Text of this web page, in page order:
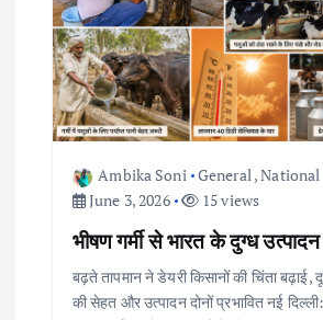
Ambika Soni General,National
June 3, 2026
15 views
भीषण गर्मी से भारत के दुग्ध
बढ़ते तापमान ने डेयरी किसानों की चिंता
की सेहत और उत्पादन दोनों प्रभावित नई